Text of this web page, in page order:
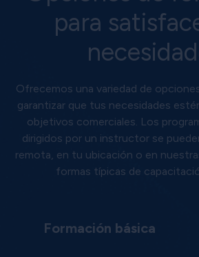
para
Ofrecemos una variedad de
garantizar que tus necesidades
objetivos comerciales. Los
dirigidos por un instructor se
remota, en tu ubicación o en
formas típicas de
Formación básica